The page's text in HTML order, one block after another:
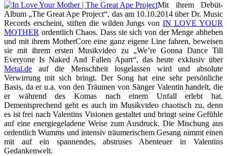
Mit ihrem Debüt-
Album „The Great Ape Project“, das am 10.10.2014 über Dr. Music
Records erscheint, stiften die wilden Jungs vonIN LOVE YOUR
MOTHER ordentlich Chaos. Dass sie sich von der Menge abheben
und mit ihrem MotherCore eine ganz eigene Line fahren, beweisen
sie mit ihrem ersten Musikvideo zu „We’re Gonna Dance Till
Everyone Is Naked And Fallen Apart“, das heute exklusiv über
Metal.de auf die Menschheit losgelassen wird und absolute
Verwirrung mit sich bringt. Der Song hat eine sehr persönliche
Basis, da er u.a. von den Träumen von Sänger Valentin handelt, die
er während des Komas nach einem Unfall erlebt hat.
Dementsprechend geht es auch im Musikvideo chaotisch zu, denn
es ist frei nach Valentins Visionen gestaltet und bringt seine Gefühle
auf eine energiegeladene Weise zum Ausdruck. Die Mischung aus
ordentlich Wumms und intensiv träumerischem Gesang nimmt einen
mit auf ein spannendes, abstruses Abenteuer in Valentins
Gedankenwelt.